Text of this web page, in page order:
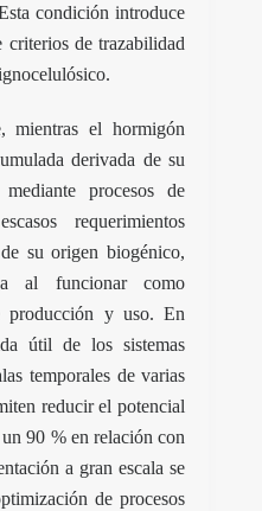
condición introduce
criterios de trazabilidad
mientras el hormigón
derivada de su
procesos de
requerimientos
su origen biogénico,
al funcionar como
producción y uso. En
útil de los sistemas
temporales de varias
reducir el potencial
90 % en relación con
a gran escala se
de procesos